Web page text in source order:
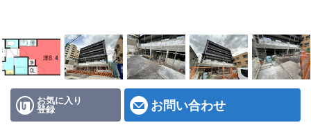
ハウスメーカー施工特集！
路線·駅から探す
IT重説について
お気に入り
登録 お問い合わせ